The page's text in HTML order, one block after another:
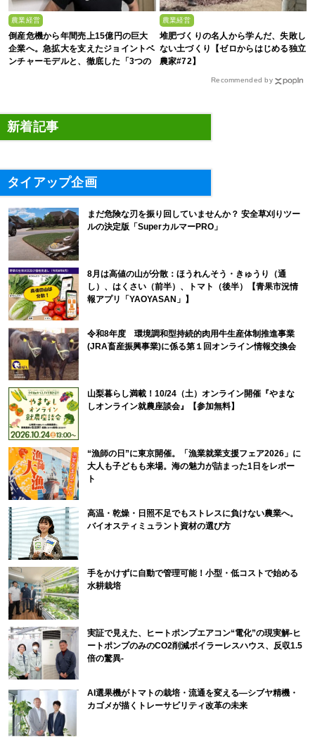
農業経営
倒産危機から年間売上15億円の巨大
企業へ。急拡大を支えたジョイントベ
ンチャーモデルと、徹底した「3つの
農業経営
堆肥づくりの名人から学んだ、失敗し
ない土づくり【ゼロからはじめる独立
農家#72】
Recommended by
新着記事
タイアップ企画
まだ危険な刃を振り回していませんか？ 安全草刈りツー
ルの決定版「SuperカルマーPRO」
8月は高値の山が分散：ほうれんそう・きゅうり（通
し）、はくさい（前半）、トマト（後半）【青果市況情
報アプリ「YAOYASAN」】
令和8年度 環境調和型持続的肉用牛生産体制推進事業
(JRA畜産振興事業)に係る第１回オンライン情報交換会
山梨暮らし満載！10/24（土）オンライン開催『やまな
しオンライン就農座談会』【参加無料】
“漁師の日”に東京開催。「漁業就業支援フェア2026」に
大人も子どもも来場。海の魅力が詰まった1日をレポー
ト
高温・乾燥・日照不足でもストレスに負けない農業へ。
バイオスティミュラント資材の選び方
手をかけずに自動で管理可能！小型・低コストで始める
水耕栽培
実証で見えた、ヒートポンプエアコン“電化”の現実解-ヒ
ートポンプのみのCO2削減ボイラーレスハウス、反収1.5
倍の驚異-
AI選果機がトマトの栽培・流通を変える―シブヤ精機・
カゴメが描くトレーサビリティ改革の未来